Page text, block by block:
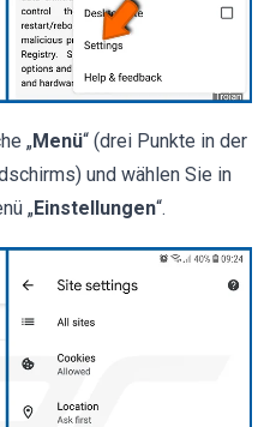
„Menü“ (drei Punkte in der
und wählen Sie in
„Einstellungen“.